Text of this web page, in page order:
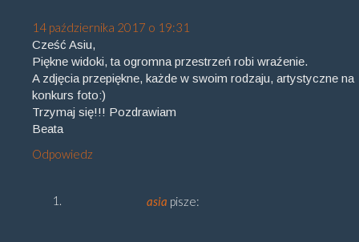
14 października 2017 o 19:31
Cześć Asiu,
Piękne widoki, ta ogromna przestrzeń robi wraźenie.
A zdjęcia przepiękne, każde w swoim rodzaju, artystyczne na
konkurs foto:)
Trzymaj się!!! Pozdrawiam
Beata
Odpowiedz
asia pisze: